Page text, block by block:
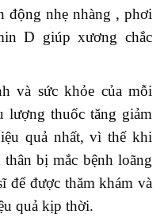
động nhẹ nhàng , phơi
D giúp xương chắc
và sức khỏe của mỗi
lượng thuốc tăng giảm
quả nhất, vì thế khi
bị mắc bệnh loãng
để được thăm khám và
quả kịp thời.